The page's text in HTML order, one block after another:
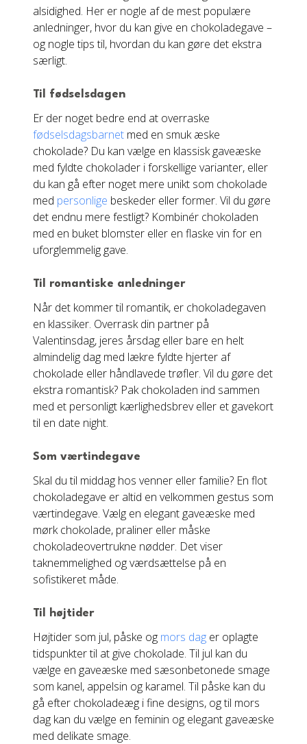
alsidighed. Her er nogle af de mest populære
anledninger, hvor du kan give en chokoladegave –
og nogle tips til, hvordan du kan gøre det ekstra
særligt.
Til fødselsdagen
Er der noget bedre end at overraske
fødselsdagsbarnet med en smuk æske
chokolade? Du kan vælge en klassisk gaveæske
med fyldte chokolader i forskellige varianter, eller
du kan gå efter noget mere unikt som chokolade
med personlige beskeder eller former. Vil du gøre
det endnu mere festligt? Kombinér chokoladen
med en buket blomster eller en flaske vin for en
uforglemmelig gave.
Til romantiske anledninger
Når det kommer til romantik, er chokoladegaven
en klassiker. Overrask din partner på
Valentinsdag, jeres årsdag eller bare en helt
almindelig dag med lækre fyldte hjerter af
chokolade eller håndlavede trøfler. Vil du gøre det
ekstra romantisk? Pak chokoladen ind sammen
med et personligt kærlighedsbrev eller et gavekort
til en date night.
Som værtindegave
Skal du til middag hos venner eller familie? En flot
chokoladegave er altid en velkommen gestus som
værtindegave. Vælg en elegant gaveæske med
mørk chokolade, praliner eller måske
chokoladeovertrukne nødder. Det viser
taknemmelighed og værdsættelse på en
sofistikeret måde.
Til højtider
Højtider som jul, påske og mors dag er oplagte
tidspunkter til at give chokolade. Til jul kan du
vælge en gaveæske med sæsonbetonede smage
som kanel, appelsin og karamel. Til påske kan du
gå efter chokoladeæg i fine designs, og til mors
dag kan du vælge en feminin og elegant gaveæske
med delikate smage.